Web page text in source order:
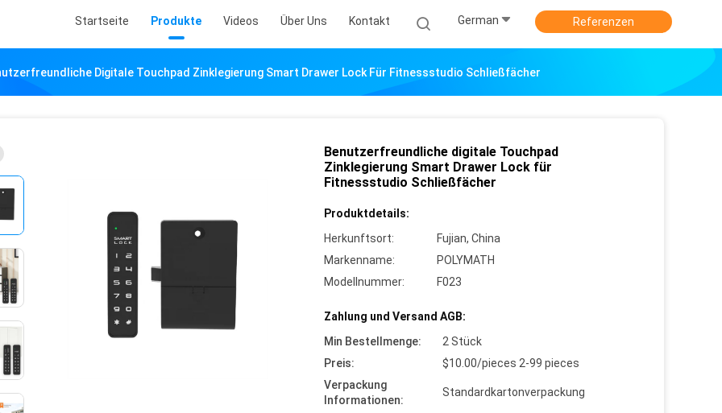
Startseite Produkte Videos Über Uns Kontakt German Referenzen
Digitale Touchpad Zinklegierung Smart Drawer Lock Für Fitnessstudio Schließfächer
Benutzerfreundliche digitale Touchpad
Zinklegierung Smart Drawer Lock für
Fitnessstudio Schließfächer
Produktdetails:
Herkunftsort:
Fujian, China
Markenname:
POLYMATH
Modellnummer:
F023
Zahlung und Versand AGB:
Min Bestellmenge:
2 Stück
Preis:
$10.00/pieces 2-99 pieces
Verpackung
Informationen:
Standardkartonverpackung